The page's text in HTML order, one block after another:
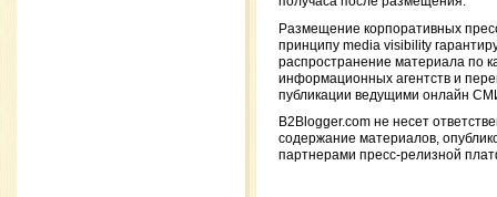
Размещение корпоративных
принципу media visibility
распространение материала по
информационных агентств и
публикации ведущими онлайн
B2Blogger.com не несет
содержание материалов,
партнерами пресс-релизной